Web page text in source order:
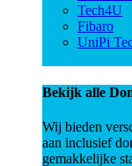
Tech4U
Fibaro
UniPi
Bekijk alle
Wij bieden
aan inclusief
gemakkelijke